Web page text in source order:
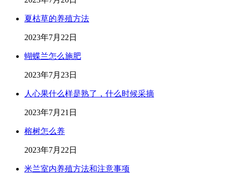
夏枯草的养殖方法
2023年7月22日
蝴蝶兰怎么施肥
2023年7月23日
人心果什么样是熟了，什么时候采摘
2023年7月21日
榕树怎么养
2023年7月22日
米兰室内养殖方法和注意事项